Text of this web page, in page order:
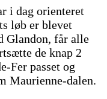
i dag orienteret
løb er blevet
Glandon, får alle
de knap 2
Fer passet og
Maurienne-dalen.